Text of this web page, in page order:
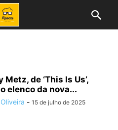
de ‘This Is Us’,
elenco da nova...
- 15 de julho de 2025